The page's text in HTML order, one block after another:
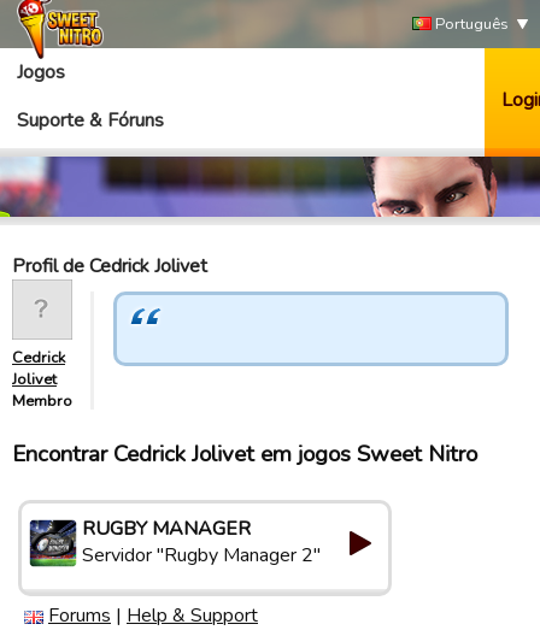
Português
Jogos
Suporte & Fóruns
Profil de Cedrick Jolivet
Cedrick
Jolivet
Membro
Encontrar Cedrick Jolivet em jogos Sweet Nitro
RUGBY MANAGER
Servidor "Rugby Manager 2"
Forums | Help & Support